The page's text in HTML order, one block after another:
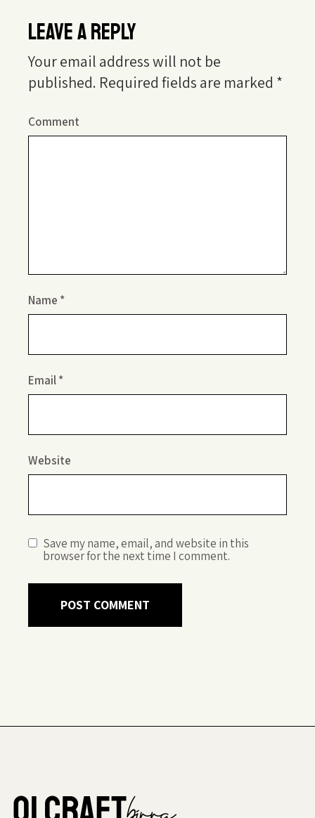
LEAVE A REPLY
Your email address will not be
published. Required fields are marked *
Comment
Name *
Email*
Website
Save my name, email, and website in this
browser for the next time I comment.
POST COMMENT